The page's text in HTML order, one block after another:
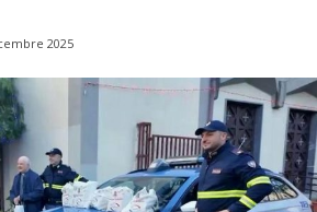
2025